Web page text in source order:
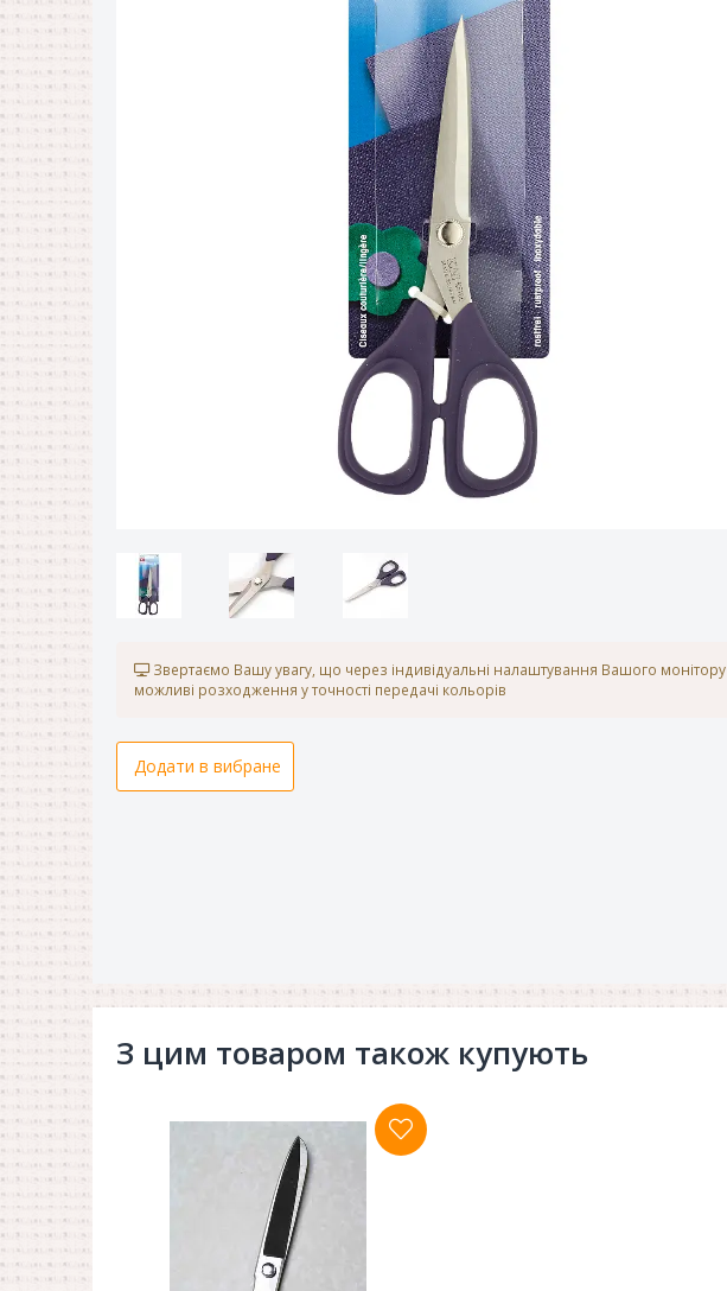
Звертаємо Вашу увагу, що через індивідуальні налаштування Вашого монітору
можливі розходження у точності передачі кольорів
Додати в вибране
З цим товаром також купують